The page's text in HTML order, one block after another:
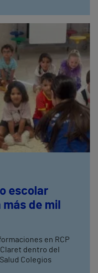
Trinidad Alfonso
escolar
de mil
en RCP
dentro del
Colegios